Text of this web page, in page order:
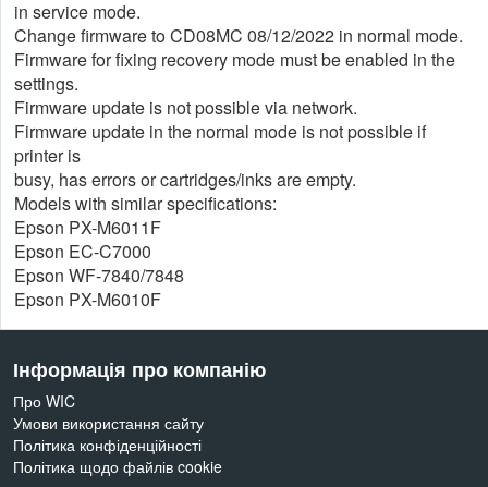
in service mode.
Change firmware to CD08MC 08/12/2022 in normal mode.
Firmware for fixing recovery mode must be enabled in the
settings.
Firmware update is not possible via network.
Firmware update in the normal mode is not possible if
printer is
busy, has errors or cartridges/inks are empty.
Models with similar specifications:
Epson PX-M6011F
Epson EC-C7000
Epson WF-7840/7848
Epson PX-M6010F
Інформація про компанію
Про WIC
Умови використання сайту
Політика конфіденційності
Політика щодо файлів cookie